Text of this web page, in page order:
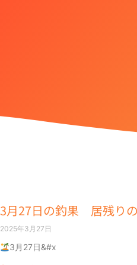
3月27日の釣果 居残り
2025年3月27日
3月27日&#x